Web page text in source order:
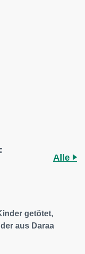
Alle
getötet,
aus Daraa